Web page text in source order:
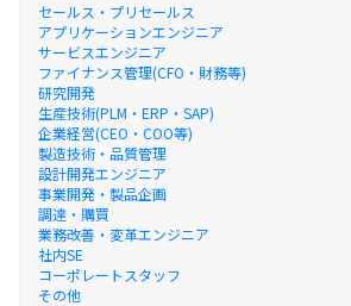
セールス・プリセールス
アプリケーションエンジニア
サービスエンジニア
ファイナンス管理(CFO・財務等)
研究開発
生産技術(PLM・ERP・SAP)
企業経営(CEO・COO等)
製造技術・品質管理
設計開発エンジニア
事業開発・製品企画
調達・購買
業務改善・変革エンジニア
社内SE
コーポレートスタッフ
その他